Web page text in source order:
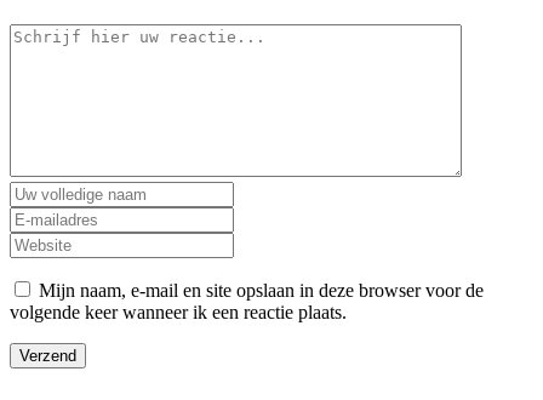
Mijn naam, e-mail en site opslaan in deze browser voor de
volgende keer wanneer ik een reactie plaats.